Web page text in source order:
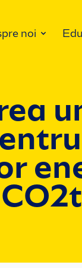
noi